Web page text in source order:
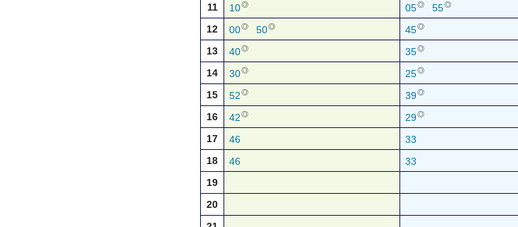
11
10◎ 05◎ 55◎
12 00◎ 50◎ 45◎
13 40◎ 35◎
14 30◎ 25◎
15 52◎ 39◎
16 42◎ 29◎
17 46 33
18
46
33
19
20